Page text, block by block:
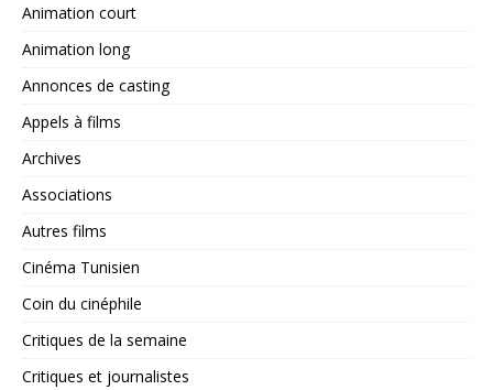
Animation court
Animation long
Annonces de casting
Appels à films
Archives
Associations
Autres films
Cinéma Tunisien
Coin du cinéphile
Critiques de la semaine
Critiques et journalistes